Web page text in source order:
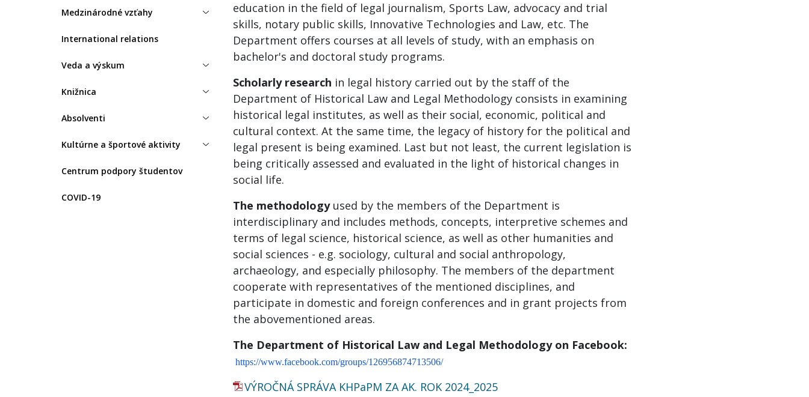
Medzinárodné vzťahy
International relations
Veda a výskum
Knižnica
Absolventi
Kultúrne a športové aktivity
Centrum podpory študentov
COVID-19
education in the field of legal journalism, Sports Law, advocacy and trial
skills, notary public skills, Innovative Technologies and Law, etc. The
Department offers courses at all levels of study, with an emphasis on
bachelor's and doctoral study programs.
Scholarly research in legal history carried out by the staff of the
Department of Historical Law and Legal Methodology consists in examining
historical legal institutes, as well as their social, economic, political and
cultural context. At the same time, the legacy of history for the political and
legal present is being examined. Last but not least, the current legislation is
being critically assessed and evaluated in the light of historical changes in
social life.
The methodologyused by the members of the Department is
interdisciplinary and includes methods, concepts, interpretive schemes and
terms of legal science, historical science, as well as other humanities and
social sciences - e.g. sociology, cultural and social anthropology,
archaeology, and especially philosophy. The members of the department
cooperate with representatives of the mentioned disciplines, and
participate in domestic and foreign conferences and in grant projects from
the abovementioned areas.
The Department of Historical Law and Legal Methodology on Facebook:
https://www.facebook.com/groups/126956874713506/
VÝROČNÁ SPRÁVA KHPaPM ZA AK. ROK 2024_2025